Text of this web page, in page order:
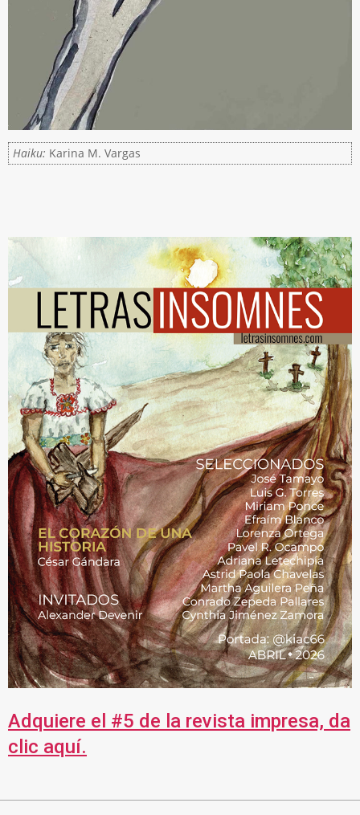
Haiku: Karina M. Vargas
Adquiere el #5 de la revista impresa, da
clic aquí.